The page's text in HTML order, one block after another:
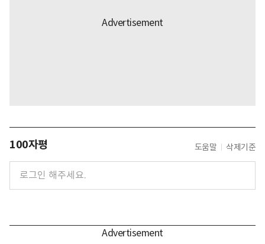
100자평 도움말 삭제기준